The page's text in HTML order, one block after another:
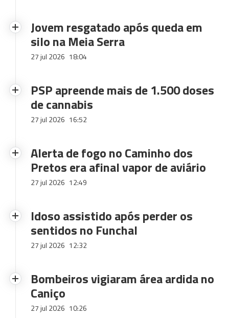
Jovem resgatado após queda em
silo na Meia Serra
27 jul 2026 18:04
PSP apreende mais de 1.500 doses
de cannabis
27 jul 2026 16:52
Alerta de fogo no Caminho dos
Pretos era afinal vapor de aviário
27 jul 2026 12:49
Idoso assistido após perder os
sentidos no Funchal
27 jul 2026 12:32
Bombeiros vigiaram área ardida no
Caniço
27 jul 2026 10:26